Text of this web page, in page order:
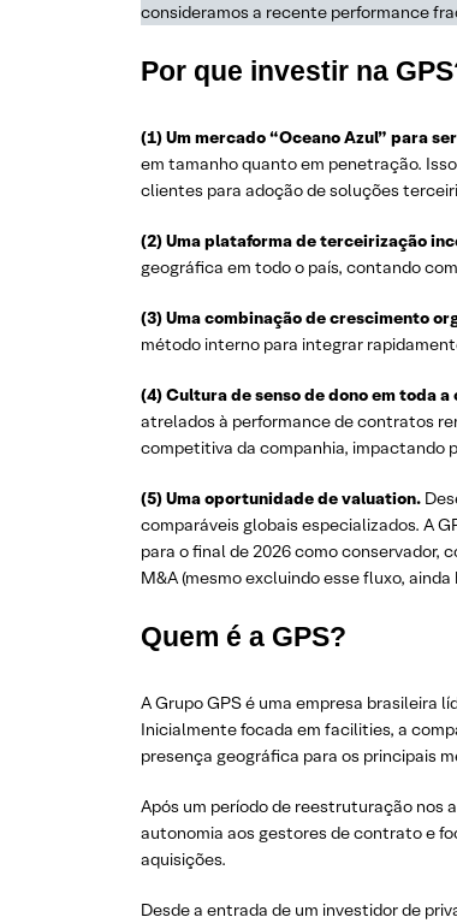
consideramos a recente performance
Por que investir na
(1) Um mercado “Oceano Azul” para
em tamanho quanto em penetração.
clientes para adoção de soluções
(2) Uma plataforma de terceirização
geográfica em todo o país, contando
(3) Uma combinação de crescimento
método interno para integrar
(4) Cultura de senso de dono em toda a
atrelados à performance de contratos
competitiva da companhia, impactando
(5) Uma oportunidade de valuation.
comparáveis globais especializados. A
para o final de 2026 como conservador,
M&A (mesmo excluindo esse fluxo,
Quem é a GPS?
A Grupo GPS é uma empresa brasileira
Inicialmente focada em facilities, a
presença geográfica para os principais
Após um período de reestruturação nos
autonomia aos gestores de contrato e
aquisições.
Desde a entrada de um investidor de